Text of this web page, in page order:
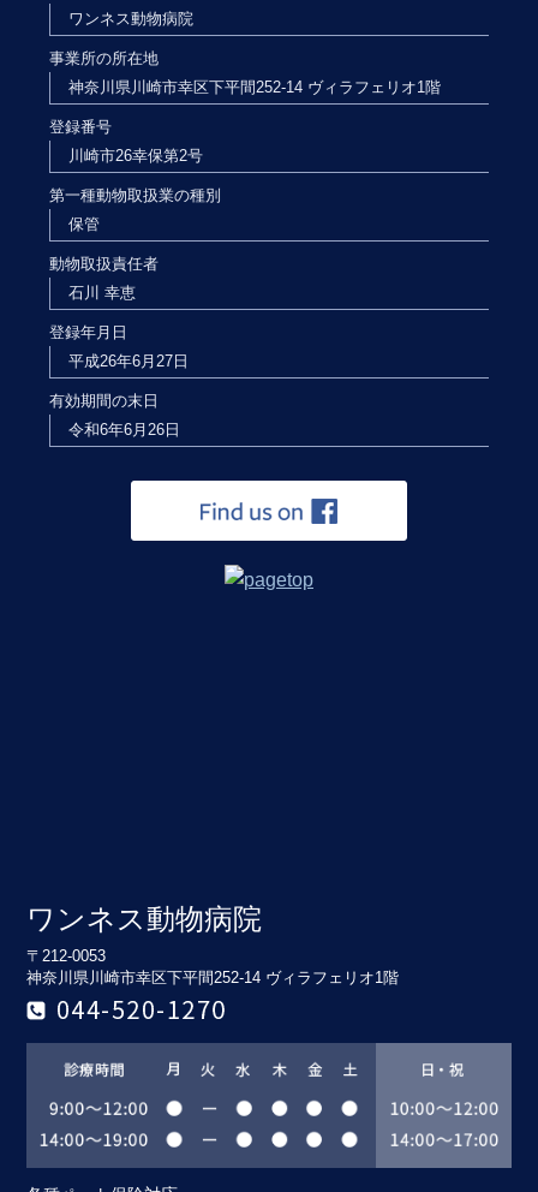
ワンネス動物病院
事業所の所在地
神奈川県川崎市幸区下平間252-14 ヴィラフェリオ1階
登録番号
川崎市26幸保第2号
第一種動物取扱業の種別
保管
動物取扱責任者
石川 幸恵
登録年月日
平成26年6月27日
有効期間の末日
令和6年6月26日
ワンネス動物病院
〒212-0053
神奈川県川崎市幸区下平間252-14 ヴィラフェリオ1階